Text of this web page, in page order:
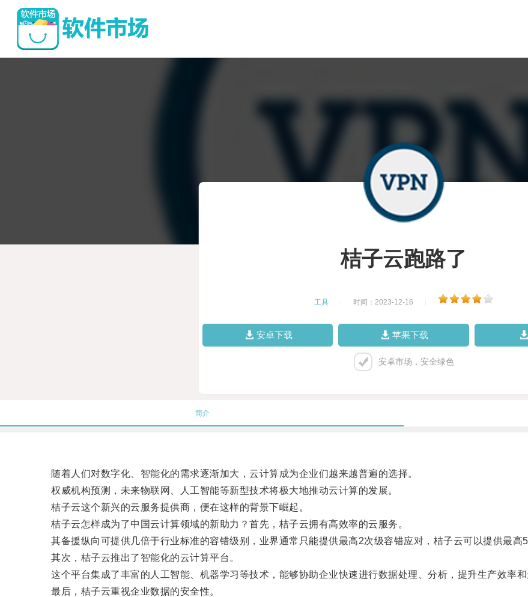
桔子云跑路了
工具 时间：2023-12-16
安卓下载 苹果下载
安卓市场，安全绿色
简介
随着人们对数字化、智能化的需求逐渐加大，云计算成为企业们越来越普遍的选择。
权威机构预测，未来物联网、人工智能等新型技术将极大地推动云计算的发展。
桔子云这个新兴的云服务提供商，便在这样的背景下崛起。
桔子云怎样成为了中国云计算领域的新助力？首先，桔子云拥有高效率的云服务。
其备援纵向可提供几倍于行业标准的容错级别，业界通常只能提供最高2次级容错应对，桔子云可以提供最高5
其次，桔子云推出了智能化的云计算平台。
这个平台集成了丰富的人工智能、机器学习等技术，能够协助企业快速进行数据处理、分析，提升生产效率和
最后，桔子云重视企业数据的安全性。